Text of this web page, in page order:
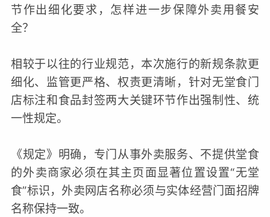
节作出细化要求，怎样进一步保障外卖用餐安
全？
相较于以往的行业规范，本次施行的新规条款更
细化、监管更严格、权责更清晰，针对无堂食门
店标注和食品封签两大关键环节作出强制性、统
一性规定。
《规定》明确，专门从事外卖服务、不提供堂食
的外卖商家必须在其主页面显著位置设置“无堂
食”标识，外卖网店名称必须与实体经营门面招牌
名称保持一致。